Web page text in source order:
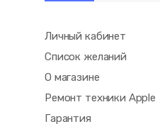
Личный кабинет
Список желаний
О магазине
Ремонт техники Apple
Гарантия